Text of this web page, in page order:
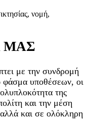
νομή,
ΜΑΣ
με την συνδρομή
φάσμα υποθέσεων, οι
της
και την μέση
και σε ολόκληρη